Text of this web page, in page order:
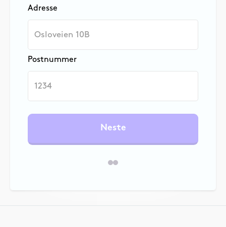
Adresse
Postnummer
Neste